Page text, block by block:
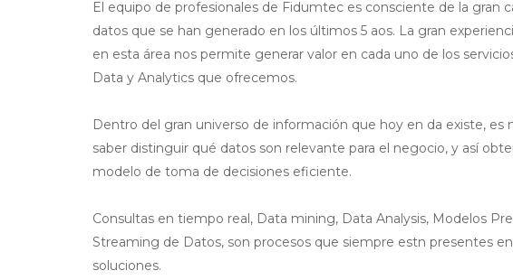
El equipo de profesionales de Fidumtec es consciente de la gran
datos que se han generado en los últimos 5 aos. La gran
en esta área nos permite generar valor en cada uno de los
Data y Analytics que ofrecemos.
Dentro del gran universo de información que hoy en da existe, es
saber distinguir qué datos son relevante para el negocio, y así
modelo de toma de decisiones eficiente.
Consultas en tiempo real, Data mining, Data Analysis, Modelos
Streaming de Datos, son procesos que siempre estn presentes
soluciones.